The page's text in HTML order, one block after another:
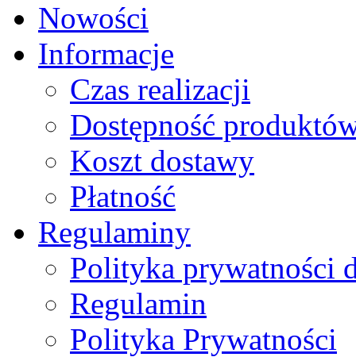
Nowości
Informacje
Czas realizacji
Dostępność
Koszt dostawy
Płatność
Regulaminy
Polityka prywatności
Regulamin
Polityka Prywatności